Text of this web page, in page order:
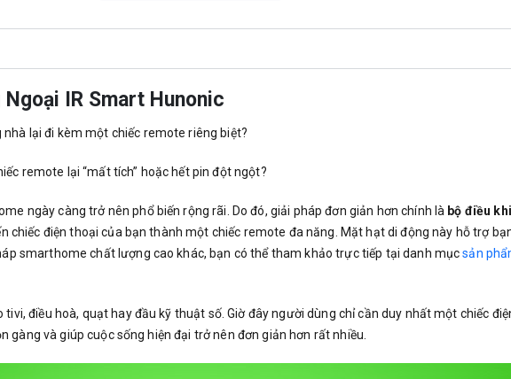
IR Smart Hunonic
lại đi kèm một chiếc remote riêng biệt?
remote lại “mất tích” hoặc hết pin đột ngột?
ngày càng trở nên phổ biến rộng rãi. Do đó, giải pháp đơn giản hơn chính là bộ điều
chiếc điện thoại của bạn thành một chiếc remote đa năng. Mặt hạt di động này hỗ trợ
smarthome chất lượng cao khác, bạn có thể tham khảo trực tiếp tại danh mụcsản
điều hoà, quạt hay đầu kỹ thuật số. Giờ đây người dùng chỉ cần duy nhất một chiếc
gàng và giúp cuộc sống hiện đại trở nên đơn giản hơn rất nhiều.